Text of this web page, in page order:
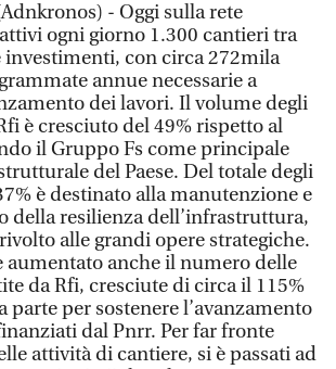
- Oggi sulla rete
ogni giorno 1.300 cantieri tra
con circa 272mila
annue necessarie a
dei lavori. Il volume degli
è cresciuto del 49% rispetto al
il Gruppo Fs come principale
del Paese. Del totale degli
è destinato alla manutenzione e
della resilienza dell’infrastruttura,
alle grandi opere strategiche.
aumentato anche il numero delle
da Rfi, cresciute di circa il 115%
parte per sostenere l’avanzamento
dal Pnrr. Per far fronte
attività di cantiere, si è passati ad